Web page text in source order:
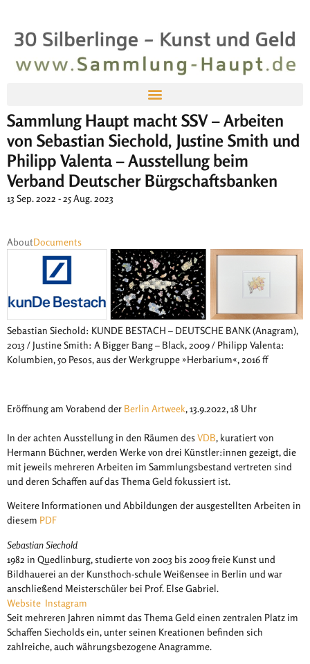
Sammlung Haupt macht SSV – Arbeiten
von Sebastian Siechold, Justine Smith und
Philipp Valenta – Ausstellung beim
Verband Deutscher Bürgschaftsbanken
13 Sep. 2022 - 25 Aug. 2023
AboutDocuments
Sebastian Siechold: KUNDE BESTACH – DEUTSCHE BANK (Anagram),
2013 / Justine Smith: A Bigger Bang – Black, 2009 / Philipp Valenta:
Kolumbien, 50 Pesos, aus der Werkgruppe »Herbarium«, 2016 ff
Eröffnung am Vorabend der Berlin Artweek, 13.9.2022, 18 Uhr
In der achten Ausstellung in den Räumen desVDB, kuratiert von
Hermann Büchner, werden Werke von drei Künstler:innen gezeigt, die
mit jeweils mehreren Arbeiten im Sammlungsbestand vertreten sind
und deren Schaffen auf das Thema Geld fokussiert ist.
Weitere Informationen und Abbildungen der ausgestellten Arbeiten in
diesem PDF
Sebastian Siechold
1982 in Quedlinburg, studierte von 2003 bis 2009 freie Kunst und
Bildhauerei an der Kunsthoch-schule Weißensee in Berlin und war
anschließend Meisterschüler bei Prof. Else Gabriel.
Website Instagram
Seit mehreren Jahren nimmt das Thema Geld einen zentralen Platz im
Schaffen Siecholds ein, unter seinen Kreationen befinden sich
zahlreiche, auch währungsbezogene Anagramme.